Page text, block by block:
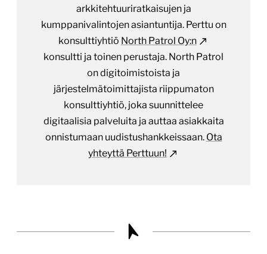
arkkitehtuuriratkaisujen ja
kumppanivalintojen asiantuntija. Perttu on
konsulttiyhtiö North Patrol Oy:n
konsultti ja toinen perustaja. North Patrol
on digitoimistoista ja
järjestelmätoimittajista riippumaton
konsulttiyhtiö, joka suunnittelee
digitaalisia palveluita ja auttaa asiakkaita
onnistumaan uudistushankkeissaan. Ota
yhteyttä Perttuun!